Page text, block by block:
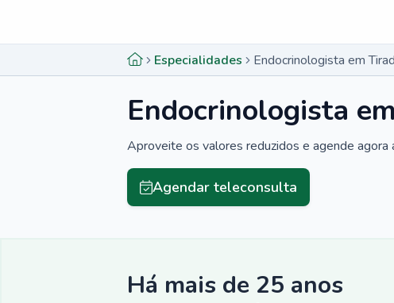
Especialidades Endocrinologista em
Endocrinologista
Aproveite os valores reduzidos e agende agora
Agendar teleconsulta
Há mais de 25 anos